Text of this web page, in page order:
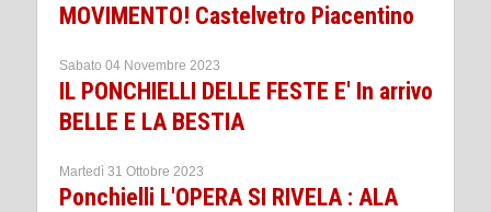
MOVIMENTO! Castelvetro Piacentino
Sabato 04 Novembre 2023
IL PONCHIELLI DELLE FESTE E' In arrivo
BELLE E LA BESTIA
Martedì 31 Ottobre 2023
Ponchielli L'OPERA SI RIVELA : ALA